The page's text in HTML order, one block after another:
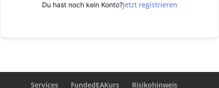
Du hast noch kein Konto?Jetzt registrieren
Services FundedEAKurs Risikohinweis